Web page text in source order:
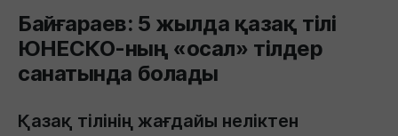
Байғараев: 5 жылда қазақ тілі
ЮНЕСКО-ның «осал» тілдер
санатында болады
Қазақ тілінің жағдайы неліктен